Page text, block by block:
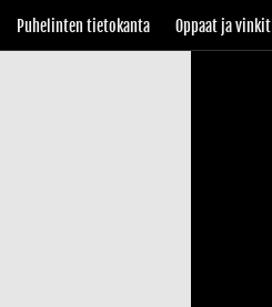
Puhelinten tietokanta Oppaat ja vinkit